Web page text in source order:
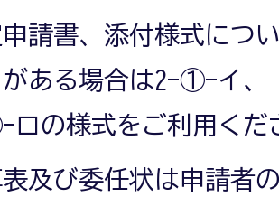
請書、添付様式につ
がある場合は2-①-イ、
の様式をご利用くだ
及び委任状は申請者